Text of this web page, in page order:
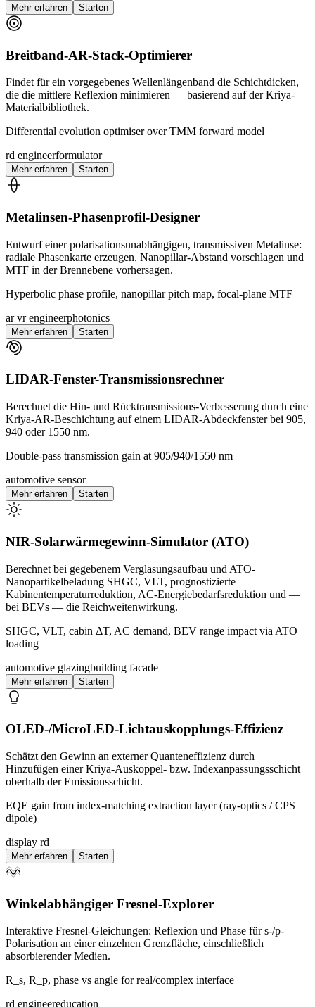
Mehr erfahren Starten
Breitband-AR-Stack-Optimierer
Findet für ein vorgegebenes Wellenlängenband die Schichtdicken,
die die mittlere Reflexion minimieren — basierend auf der Kriya-
Materialbibliothek.
Differential evolution optimiser over TMM forward model
rd engineerformulator
Mehr erfahren Starten
Metalinsen-Phasenprofil-Designer
Entwurf einer polarisationsunabhängigen, transmissiven Metalinse:
radiale Phasenkarte erzeugen, Nanopillar-Abstand vorschlagen und
MTF in der Brennebene vorhersagen.
Hyperbolic phase profile, nanopillar pitch map, focal-plane MTF
ar vr engineerphotonics
Mehr erfahren Starten
LIDAR-Fenster-Transmissionsrechner
Berechnet die Hin- und Rücktransmissions-Verbesserung durch eine
Kriya-AR-Beschichtung auf einem LIDAR-Abdeckfenster bei 905,
940 oder 1550 nm.
Double-pass transmission gain at 905/940/1550 nm
automotive sensor
Mehr erfahren Starten
NIR-Solarwärmegewinn-Simulator (ATO)
Berechnet bei gegebenem Verglasungsaufbau und ATO-
Nanopartikelbeladung SHGC, VLT, prognostizierte
Kabinentemperaturreduktion, AC-Energiebedarfsreduktion und —
bei BEVs — die Reichweitenwirkung.
SHGC, VLT, cabin ΔT, AC demand, BEV range impact via ATO
loading
automotive glazingbuilding facade
Mehr erfahren Starten
OLED-/MicroLED-Lichtauskopplungs-Effizienz
Schätzt den Gewinn an externer Quanteneffizienz durch
Hinzufügen einer Kriya-Auskoppel- bzw. Indexanpassungsschicht
oberhalb der Emissionsschicht.
EQE gain from index-matching extraction layer (ray-optics / CPS
dipole)
display rd
Mehr erfahren Starten
Winkelabhängiger Fresnel-Explorer
Interaktive Fresnel-Gleichungen: Reflexion und Phase für s-/p-
Polarisation an einer einzelnen Grenzfläche, einschließlich
absorbierender Medien.
R_s, R_p, phase vs angle for real/complex interface
rd engineereducation